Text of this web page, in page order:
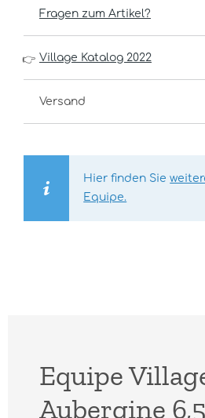
Fragen zum Artikel?
👉 Village Katalog 2022
Versand
Hier finden Sie
Equipe.
Equipe
Aubergine